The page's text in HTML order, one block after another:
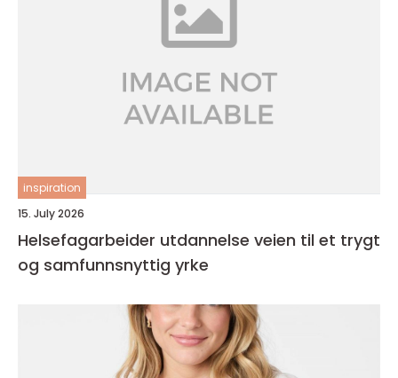
inspiration
15. July 2026
Helsefagarbeider utdannelse veien til et trygt
og samfunnsnyttig yrke